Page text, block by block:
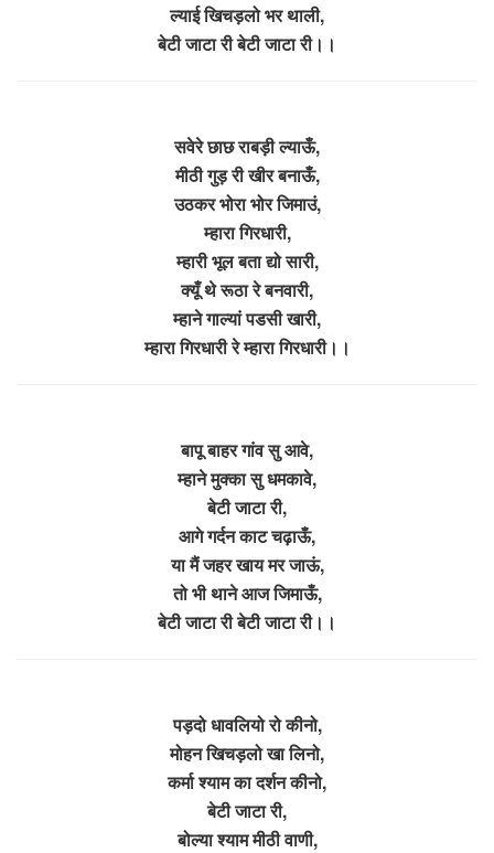
ल्याई खिचड़लो भर थाली,
बेटी जाटा री बेटी जाटा री।।
सवेरे छाछ राबड़ी ल्याऊँ,
मीठी गुड़ री खीर बनाऊँ,
उठकर भोरा भोर जिमाउं,
म्हारा गिरधारी,
म्हारी भूल बता द्यो सारी,
क्यूँ थे रूठा रे बनवारी,
म्हाने गाल्यां पडसी खारी,
म्हारा गिरधारी रे म्हारा गिरधारी।।
बापू बाहर गांव सु आवे,
म्हाने मुक्का सु धमकावे,
बेटी जाटा री,
आगे गर्दन काट चढ़ाऊँ,
या मैं जहर खाय मर जाऊं,
तो भी थाने आज जिमाऊँ,
बेटी जाटा री बेटी जाटा री।।
पड़दो धावलियो रो कीनो,
मोहन खिचड़लो खा लिनो,
कर्मा श्याम का दर्शन कीनो,
बेटी जाटा री,
बोल्या श्याम मीठी वाणी,